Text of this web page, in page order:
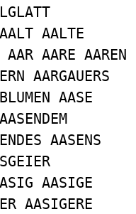
AALTE
AARE AAREN
AARGAUERS
AASE
AASENS
AASIGE
AASIGERE